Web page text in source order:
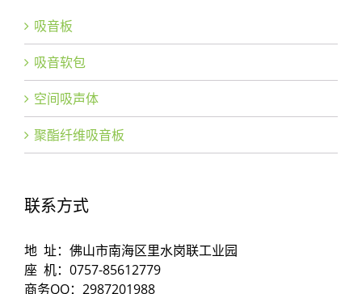
吸音板
吸音软包
空间吸声体
聚酯纤维吸音板
联系方式
地 址：佛山市南海区里水岗联工业园
座 机：0757-85612779
商务QQ：2987201988